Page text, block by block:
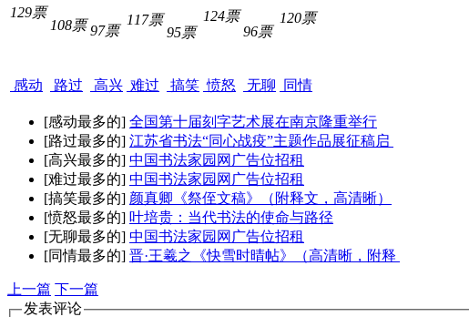
129票
感动
108票
路过
97票
高兴
117票
难过
95票
搞笑
124票
愤怒
96票
无聊
120票
同情
[感动最多的] 全国第十届刻字艺术展在南京隆重举行
[路过最多的] 江苏省书法“同心战疫”主题作品展征稿启
[高兴最多的] 中国书法家园网广告位招租
[难过最多的] 中国书法家园网广告位招租
[搞笑最多的] 颜真卿《祭侄文稿》（附释文，高清晰）
[愤怒最多的] 叶培贵：当代书法的使命与路径
[无聊最多的] 中国书法家园网广告位招租
[同情最多的] 晋·王羲之《快雪时晴帖》（高清晰，附释
上一篇 下一篇
发表评论